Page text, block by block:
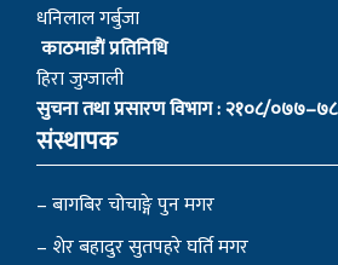
धनिलाल गर्बुजा
काठमाडाैं प्रतिनिधि
हिरा जुग्जाली
सुचना तथा प्रसारण विभाग : २१०८/०७७–७८
संस्थापक
– बागबिर चोचाङ्गे पुन मगर
– शेर बहादुर सुतपहरे घर्ति मगर